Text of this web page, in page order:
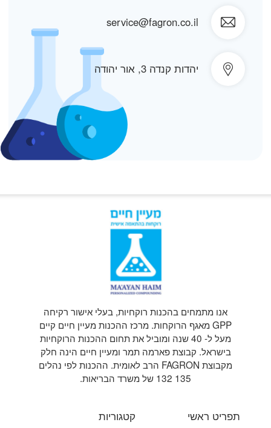
service@fagron.co.il
יהדות קנדה 3, אור יהודה
אנו מתמחים בהכנות רוקחיות, בעלי אישור רקיחה
GPP מאגף הרוקחות. מרכז ההכנות מעיין חיים קיים
מעל ל- 40 שנה ומוביל את תחום ההכנות הרוקחיות
בישראל. קבוצת פארמה תמר ומעיין חיים הינה חלק
מקבוצת FAGRON הרב לאומית. ההכנות לפי נהלים
135 132 של משרד הבריאות.
תפריט ראשי קטגוריות